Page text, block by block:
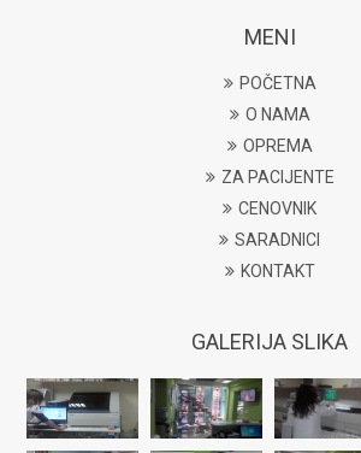
MENI
POČETNA
O NAMA
OPREMA
ZA PACIJENTE
CENOVNIK
SARADNICI
KONTAKT
GALERIJA SLIKA